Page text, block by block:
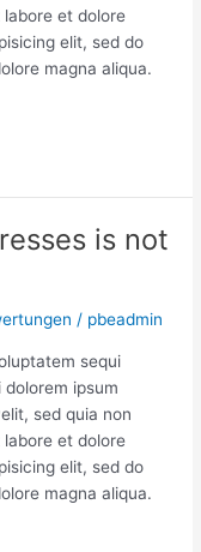
et dolore
elit, sed do
magna aliqua.
is not
/ pbeadmin
sequi
ipsum
sed quia non
et dolore
elit, sed do
magna aliqua.